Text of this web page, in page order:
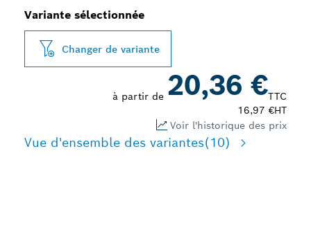
Variante sélectionnée
Changer de variante
à partir de 20,36 €TTC
16,97 €HT
Voir l'historique des prix
Vue d'ensemble des variantes(10)